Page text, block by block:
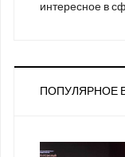
интересное в
ПОПУЛЯРНОЕ